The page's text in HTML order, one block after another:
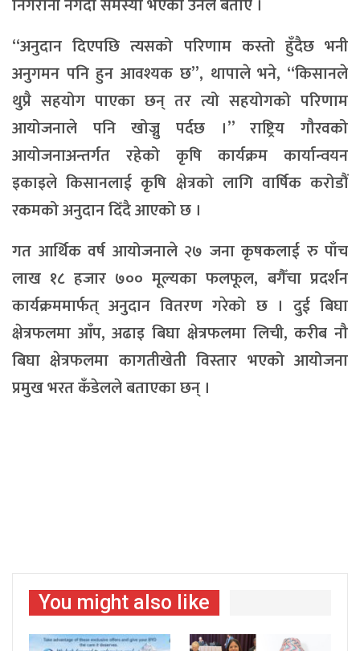
निगरानी नगर्दा समस्या भएको उनले बताए ।
‘‘अनुदान दिएपछि त्यसको परिणाम कस्तो हुँदैछ भनी
अनुगमन पनि हुन आवश्यक छ”, थापाले भने, “किसानले
थुप्रै सहयोग पाएका छन् तर त्यो सहयोगको परिणाम
आयोजनाले पनि खोज्नु पर्दछ ।” राष्ट्रिय गौरवको
आयोजनाअन्तर्गत रहेको कृषि कार्यक्रम कार्यान्वयन
इकाइले किसानलाई कृषि क्षेत्रको लागि वार्षिक करोडौं
रकमको अनुदान दिँदै आएको छ ।
गत आर्थिक वर्ष आयोजनाले २७ जना कृषकलाई रु पाँच
लाख १८ हजार ७०० मूल्यका फलफूल, बगैँचा प्रदर्शन
कार्यक्रममार्फत् अनुदान वितरण गरेको छ । दुई बिघा
क्षेत्रफलमा आँप, अढाइ बिघा क्षेत्रफलमा लिची, करीब नौ
बिघा क्षेत्रफलमा कागतीखेती विस्तार भएको आयोजना
प्रमुख भरत कँडेलले बताएका छन् ।
You might also like